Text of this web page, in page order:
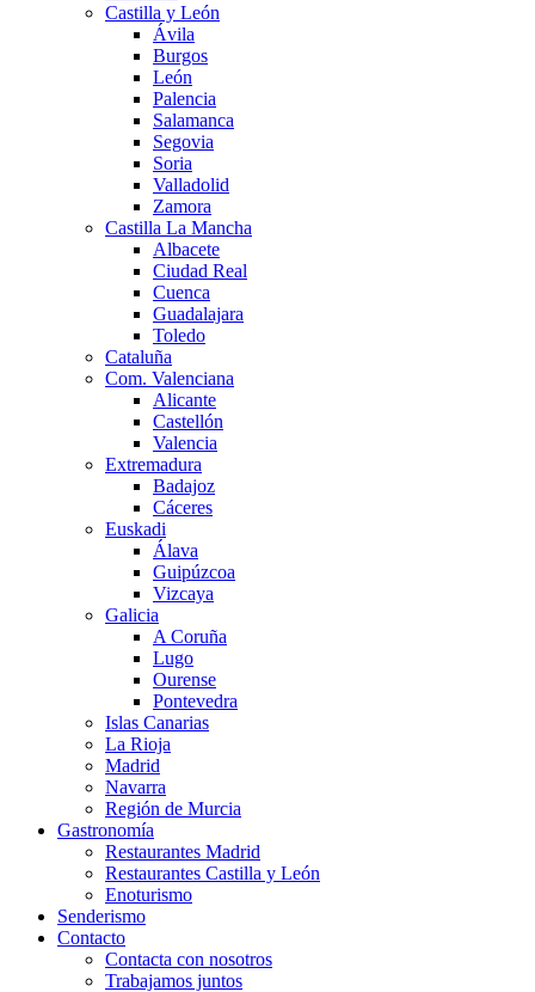
Castilla y León
Ávila
Burgos
León
Palencia
Salamanca
Segovia
Soria
Valladolid
Zamora
Castilla La Mancha
Albacete
Ciudad Real
Cuenca
Guadalajara
Toledo
Cataluña
Com. Valenciana
Alicante
Castellón
Valencia
Extremadura
Badajoz
Cáceres
Euskadi
Álava
Guipúzcoa
Vizcaya
Galicia
A Coruña
Lugo
Ourense
Pontevedra
Islas Canarias
La Rioja
Madrid
Navarra
Región de Murcia
Gastronomía
Restaurantes Madrid
Restaurantes Castilla y León
Enoturismo
Senderismo
Contacto
Contacta con nosotros
Trabajamos juntos